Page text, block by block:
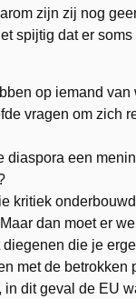
zijn zij nog
spijtig dat er
op iemand van
vragen om zich
diaspora een
kritiek
dan moet er
die je
met de betrokken
in dit geval de EU